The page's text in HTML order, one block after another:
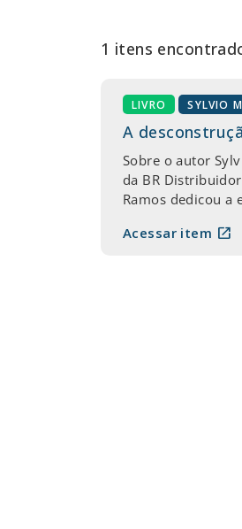
1 itens
LIVRO SYLVIO
A
Sobre o autor
da BR
Ramos dedicou a
Acessar item open_in_new